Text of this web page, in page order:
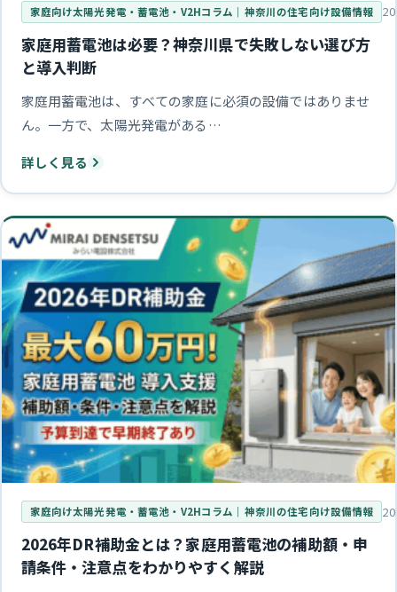
家庭向け太陽光発電・蓄電池・V2Hコラム｜神奈川の住宅向け設備情報
家庭用蓄電池は必要？神奈川県で失敗しない選び方
と導入判断
家庭用蓄電池は、すべての家庭に必須の設備ではありませ
ん。一方で、太陽光発電がある…
詳しく見る
家庭向け太陽光発電・蓄電池・V2Hコラム｜神奈川の住宅向け設備情報
2026年DR補助金とは？家庭用蓄電池の補助額・申
請条件・注意点をわかりやすく解説